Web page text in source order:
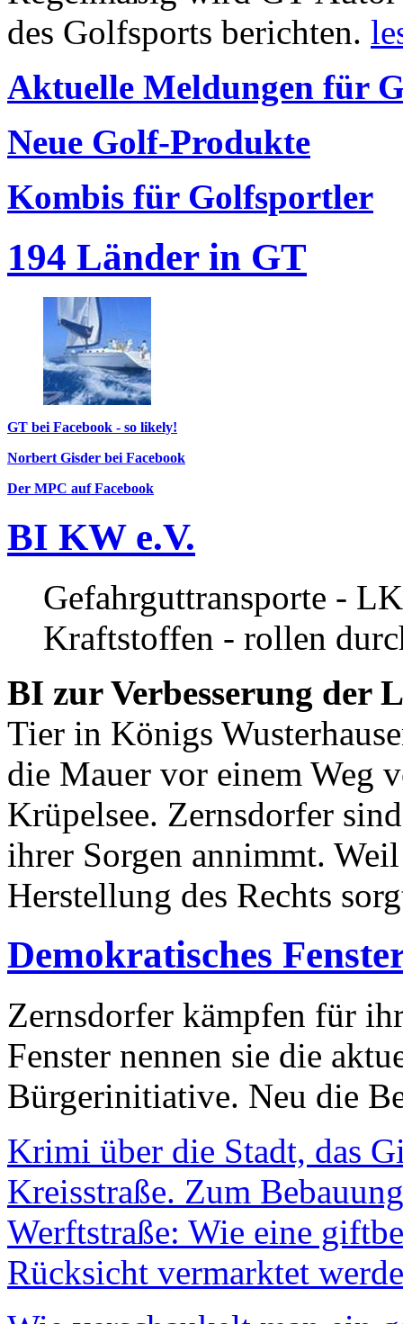
des Golfsports berichten.
Aktuelle Meldungen für
Neue Golf-Produkte
Kombis für Golfsportler
194 Länder in GT
GT bei Facebook - so likely!
Norbert Gisder bei Facebook
Der MPC auf Facebook
BI KW e.V.
Gefahrguttransporte -
Kraftstoffen - rollen
BI zur Verbesserung der
Tier in Königs
die Mauer vor einem Weg
Krüpelsee. Zernsdorfer
ihrer Sorgen annimmt.
Herstellung des Rechts
Demokratisches
Zernsdorfer kämpfen für
Fenster nennen sie die
Bürgerinitiative. Neu die
Krimi über die Stadt, das
Kreisstraße. Zum
Werftstraße: Wie eine
Rücksicht vermarktet